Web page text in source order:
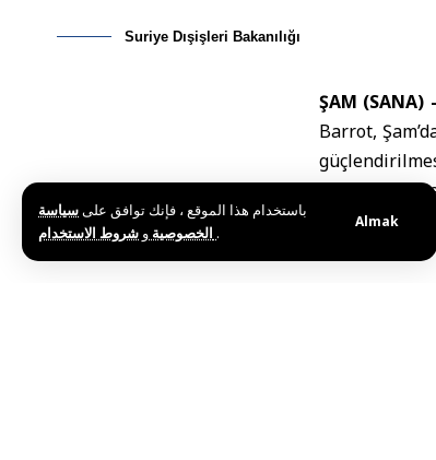
باستخدام هذا الموقع ، فإنك توافق علىسياسة
الخصوصية و .
Almak
Suriye Dışişleri Bakanılığı
ŞAM (SANA)
Barrot,
Fransa
kapsayan